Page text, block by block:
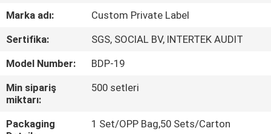
HAKKIMIZDA
FABRIKA
TURU
KALITE
KONTROL
Marka adı:
Custom Private Label
Sertifika:
SGS, SOCIAL BV, INTERTEK AUDIT
Model Number:
BDP-19
Min sipariş
miktarı:
500 setleri
Packaging
1 Set/OPP Bag,50 Sets/Carton